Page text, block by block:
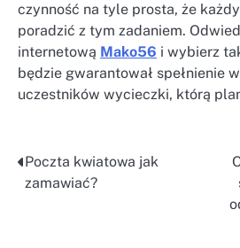
czynność na tyle prosta, że
poradzić z tym zadaniem.
internetową Mako56 i wybierz
będzie gwarantował spełnienie
uczestników wycieczki, którą
Nawigacja
Poczta kwiatowa jak
zamawiać?